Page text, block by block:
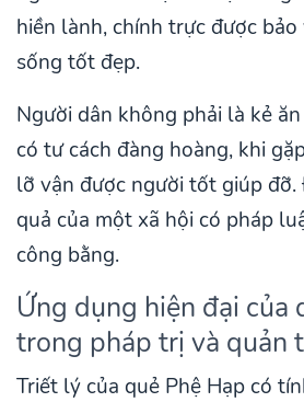
hiền lành, chính trực được bảo
sống tốt đẹp.
Người dân không phải là kẻ
có tư cách đàng hoàng, khi
lỡ vận được người tốt giúp
quả của một xã hội có pháp
công bằng.
Ứng dụng hiện đại của
trong pháp trị và quản
Triết lý của quẻ Phệ Hạp có